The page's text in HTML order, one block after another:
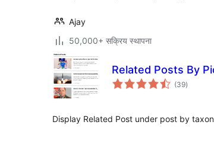
Ajay
50,000+ सक्रिय स्थापना
Related Posts By
(39कुल
रेटिङ्गहरू
)
Display Related Post under post by